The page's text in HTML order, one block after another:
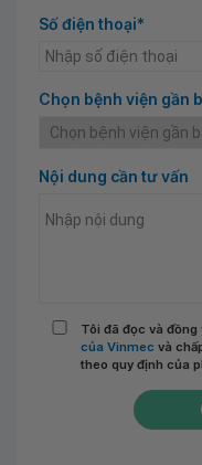
Số điện thoại*
Chọn bệnh viện gần
Nội dung cần tư vấn
Tôi đã đọc và đồng
của Vinmec và
theo quy định của